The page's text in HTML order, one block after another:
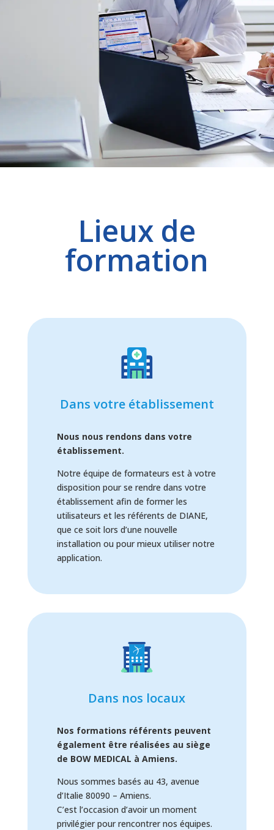
Lieux de
formation
Dans votre établissement
Nous nous rendons dans votre
établissement.
Notre équipe de formateurs est à votre
disposition pour se rendre dans votre
établissement afin de former les
utilisateurs et les référents de DIANE,
que ce soit lors d’une nouvelle
installation ou pour mieux utiliser notre
application.
Dans nos locaux
Nos formations référents peuvent
également être réalisées au siège
de BOW MEDICAL à Amiens.
Nous sommes basés au 43, avenue
d’Italie 80090 – Amiens.
C’est l’occasion d’avoir un moment
privilégier pour rencontrer nos équipes.